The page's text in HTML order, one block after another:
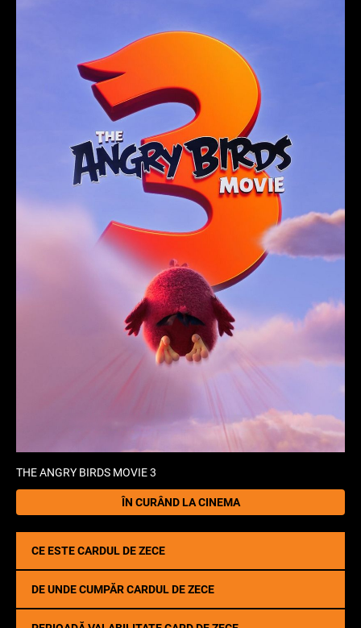
THE ANGRY BIRDS MOVIE 3
ÎN CURÂND LA CINEMA
CE ESTE CARDUL DE ZECE
DE UNDE CUMPĂR CARDUL DE ZECE